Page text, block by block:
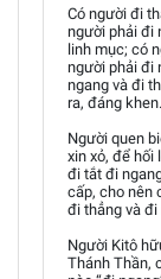
Có người đi
người phải đi
linh mục; có
người phải đi
ngang và đi
ra, đáng khen.
Người quen
xin xỏ, để hối
đi tắt đi
cấp, cho nên
đi thẳng và đi
Người Kitô
Thánh Thần,